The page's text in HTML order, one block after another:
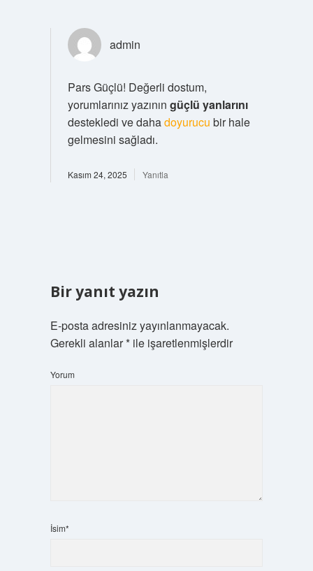
admin
Pars Güçlü! Değerli dostum,
yorumlarınız yazının güçlü yanlarını
destekledi ve dahadoyurucu bir hale
gelmesini sağladı.
Kasım 24, 2025 Yanıtla
Bir yanıt yazın
E-posta adresiniz yayınlanmayacak.
Gerekli alanlar*ile işaretlenmişlerdir
Yorum
İsim*